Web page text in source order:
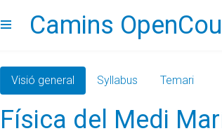
Show menuCamins
Visió general Syllabus Temari
Física del Medi